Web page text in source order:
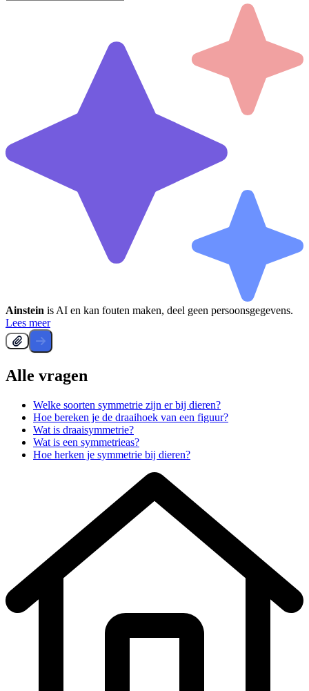
Ainstein is AI en kan fouten maken, deel geen persoonsgegevens.
Lees meer
Alle vragen
Welke soorten symmetrie zijn er bij dieren?
Hoe bereken je de draaihoek van een figuur?
Wat is draaisymmetrie?
Wat is een symmetrieas?
Hoe herken je symmetrie bij dieren?